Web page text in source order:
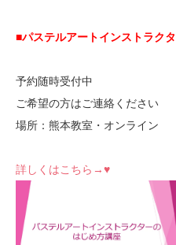
■パステルアートインストラク
予約随時受付中
ご希望の方はご連絡ください
場所：熊本教室・オンライン
詳しくはこちら→♥